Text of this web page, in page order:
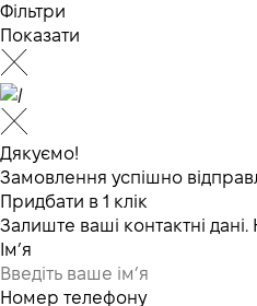
Фільтри
Показати
Дякуємо!
Замовлення успішно
Придбати в 1 клік
Залиште ваші контактні
Ім’я
Номер телефону